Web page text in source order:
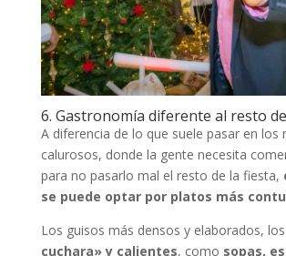
6. Gastronomía diferente al resto
A diferencia de lo que suele pasar en los
calurosos, donde la gente necesita
para no pasarlo mal el resto de la fiesta,
se puede optar por platos más
Los guisos más densos y elaborados, los
cuchara» y calientes, como sopas,